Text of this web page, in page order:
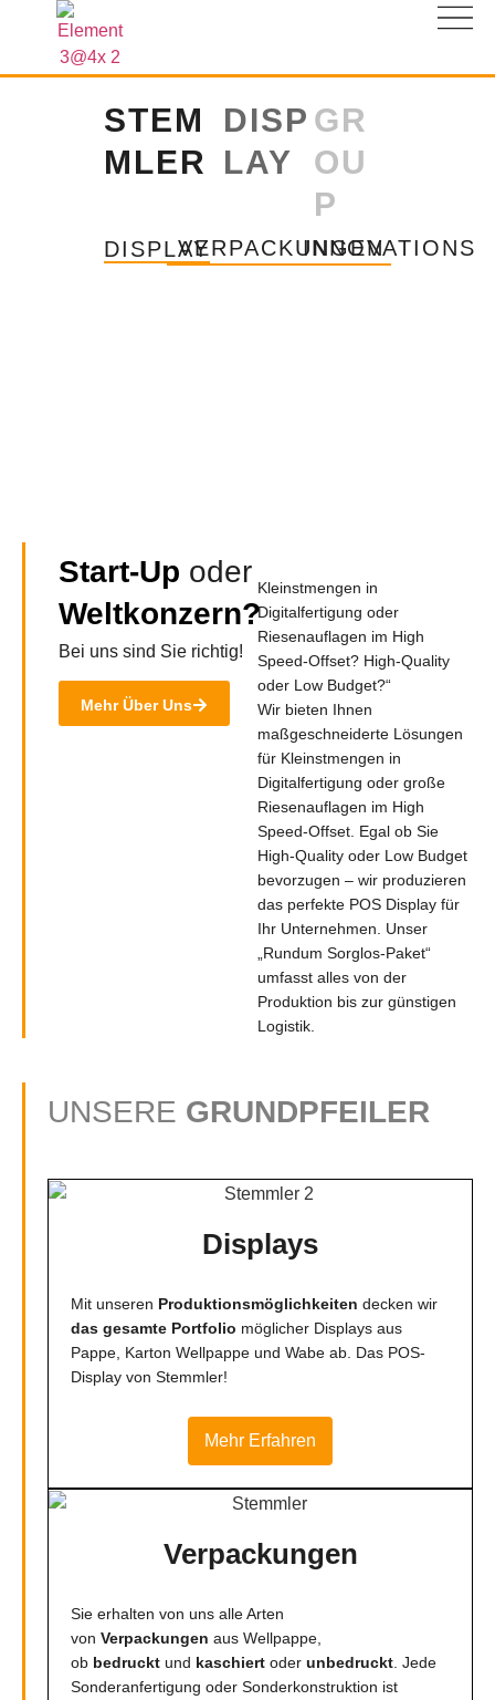
STEM
MLER
DISP
LAY
GR
OU
P
DISPLAYVERPACKUNGENINNOVATIONS
Start-Up oder
Weltkonzern?
Bei uns sind Sie richtig!
Mehr Über Uns
Kleinstmengen in
Digitalfertigung oder
Riesenauflagen im High
Speed-Offset? High-Quality
oder Low Budget?“
Wir bieten Ihnen
maßgeschneiderte Lösungen
für Kleinstmengen in
Digitalfertigung oder große
Riesenauflagen im High
Speed-Offset. Egal ob Sie
High-Quality oder Low Budget
bevorzugen – wir produzieren
das perfekte POS Display für
Ihr Unternehmen. Unser
„Rundum Sorglos-Paket“
umfasst alles von der
Produktion bis zur günstigen
Logistik.
UNSERE GRUNDPFEILER
Displays
Mit unseren Produktionsmöglichkeiten decken wir
das gesamte Portfolio möglicher Displays aus
Pappe, Karton Wellpappe und Wabe ab. Das POS-
Display von Stemmler!
Mehr Erfahren
Verpackungen
Sie erhalten von uns alle Arten
von Verpackungen aus Wellpappe,
ob bedruckt und kaschiert oder unbedruckt . Jede
Sonderanfertigung oder Sonderkonstruktion ist